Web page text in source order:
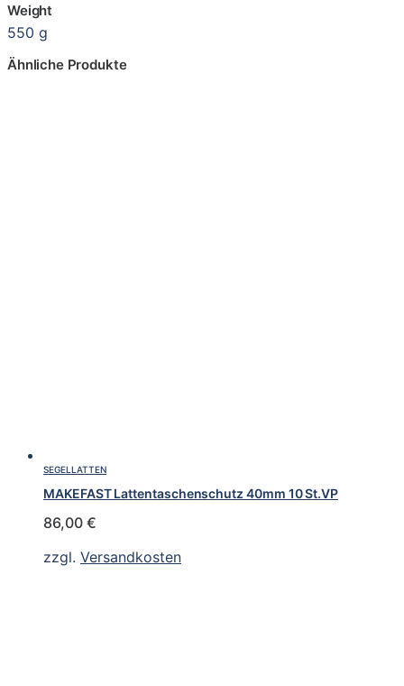
Weight
550 g
Ähnliche Produkte
SEGELLATTEN
MAKEFAST Lattentaschenschutz 40mm 10 St.VP
86,00 €
zzgl. Versandkosten